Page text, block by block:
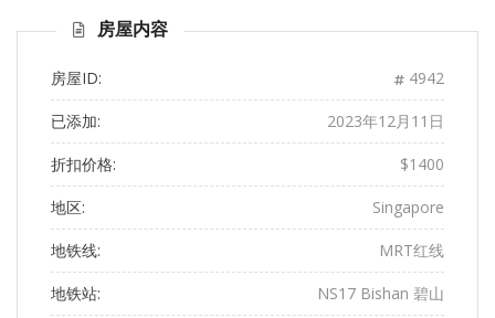
页
页
房屋内容
房屋ID: 4942
已添加: 2023年12月11日
折扣价格: $1400
地区: Singapore
地铁线: MRT红线
地铁站: NS17 Bishan 碧山